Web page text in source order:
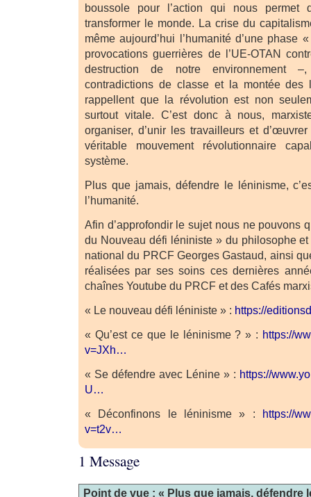
boussole pour l’action qui nous permet
transformer le monde. La crise du
même aujourd’hui l’humanité d’une phase
provocations guerrières de l’UE-OTAN
destruction de notre environnement –,
contradictions de classe et la montée des
rappellent que la révolution est non
surtout vitale. C’est donc à nous,
organiser, d’unir les travailleurs et
véritable mouvement révolutionnaire
système.
Plus que jamais, défendre le léninisme,
l’humanité.
Afin d’approfondir le sujet nous ne pouvons
du Nouveau défi léniniste » du philosophe
national du PRCF Georges Gastaud, ainsi
réalisées par ses soins ces dernières
chaînes Youtube du PRCF et des Cafés
« Le nouveau défi léniniste » : https://
« Qu’est ce que le léninisme ? » : https://
v=JXh…
« Se défendre avec Lénine » : https://
U…
« Déconfinons le léninisme » : https://
v=t2v…
1 Message
Point de vue : « Plus que jamais, défendre